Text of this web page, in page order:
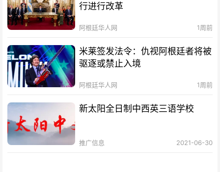
行进行改革
阿根廷华人网 1周前
米莱签发法令：仇视阿根廷者将被
驱逐或禁止入境
阿根廷华人网 1周前
新太阳全日制中西英三语学校
推广信息 2021-06-30